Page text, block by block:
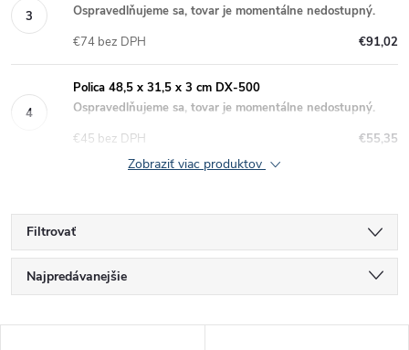
Ospravedlňujeme sa, tovar je momentálne nedostupný.
€91,02
€74 bez DPH
Polica 48,5 x 31,5 x 3 cm DX-500
Ospravedlňujeme sa, tovar je momentálne nedostupný.
€55,35
€45 bez DPH
Zobraziť viac produktov
Filtrovať
R
a
Najpredávanejšie